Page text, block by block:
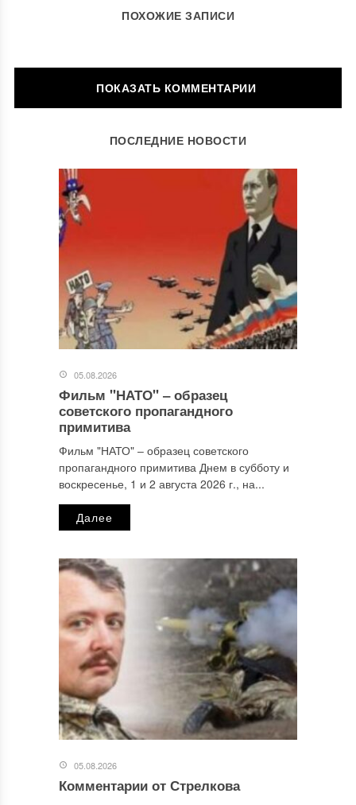
ПОХОЖИЕ ЗАПИСИ
ОСТАВИТЬ КОММЕНТАРИЙ
Ваш адрес email не будет опубликован. Обязательные поля
Комментарий*
Этот сайт использует Akismet для борьбы со спамом.
Узнайте, как обрабатываются ваши данные комментариев
персональных данных.
ПОСЛЕДНИЕ НОВОСТИ
05.08.2026
Фильм "НАТО" ‒ образец
советского пропагандного
примитива
Фильм "НАТО" ‒ образец советского
пропагандного примитива Днем в субботу и
воскресенье, 1 и 2 августа 2026 г., на...
Далее
05.08.2026
Комментарии от Стрелкова